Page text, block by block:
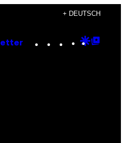
+ DEUTSCH
Instagram
TikTok
YouTube
Google